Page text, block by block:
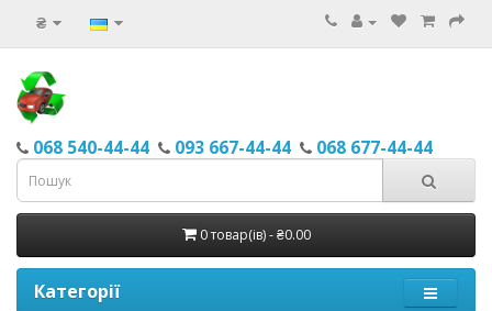
₴
068 540-44-44 093 667-44-44 068 677-44-44
0 товар(ів) - ₴0.00
Категорії